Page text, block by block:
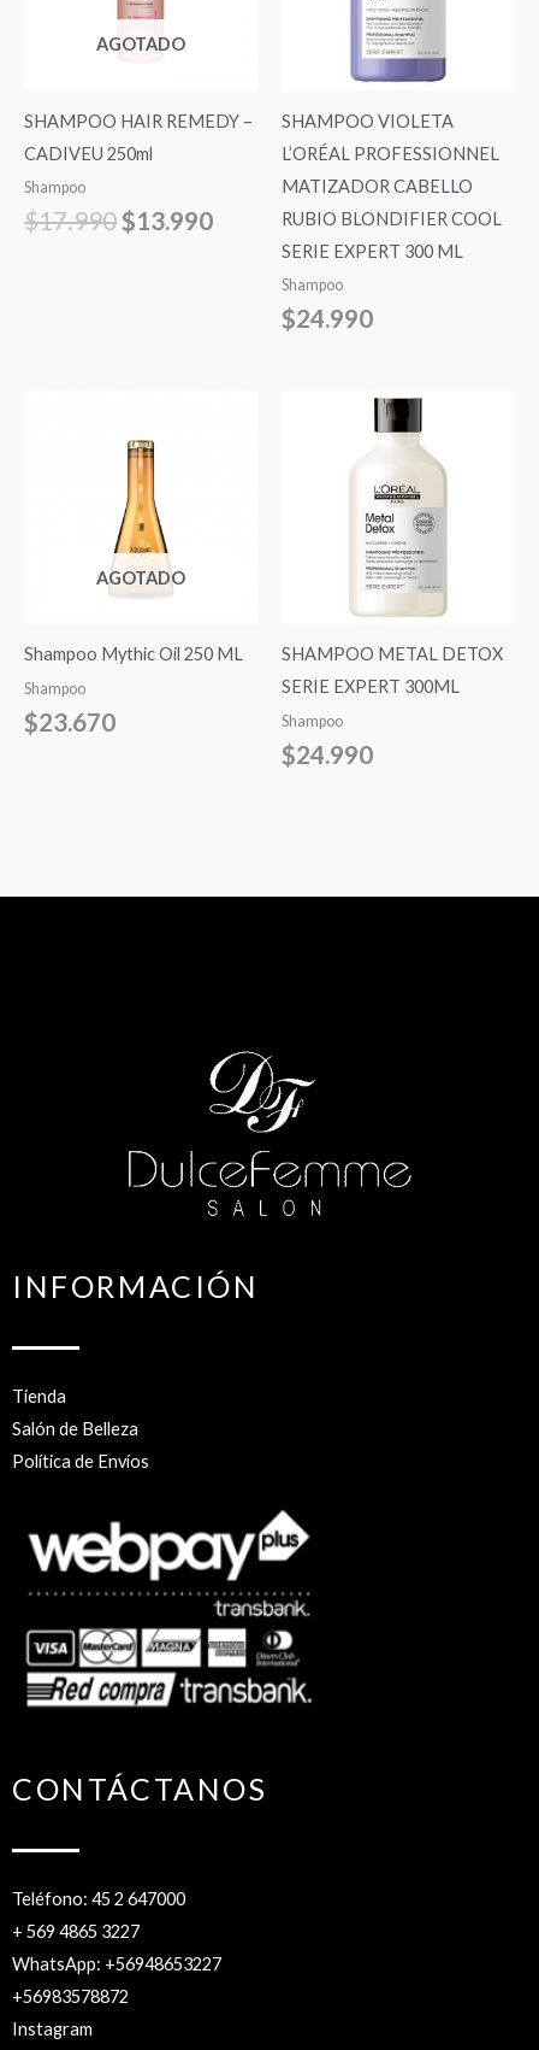
AGOTADO
SHAMPOO HAIR REMEDY –
CADIVEU 250ml
Shampoo
$17.990$13.990
SHAMPOO VIOLETA
L’ORÉAL PROFESSIONNEL
MATIZADOR CABELLO
RUBIO BLONDIFIER COOL
SERIE EXPERT 300 ML
Shampoo
$24.990
AGOTADO
Shampoo Mythic Oil 250 ML
Shampoo
$23.670
SHAMPOO METAL DETOX
SERIE EXPERT 300ML
Shampoo
$24.990
INFORMACIÓN
Tienda
Salón de Belleza
Política de Envíos
CONTÁCTANOS
Teléfono: 45 2 647000
+ 569 4865 3227
WhatsApp: +56948653227
+56983578872
Instagram